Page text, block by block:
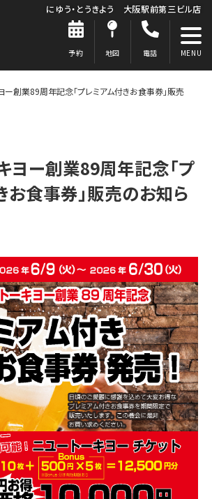
にゆう・とうきよう 大阪駅前第三ビル店
予約 地図 電話
ー創業89周年記念「プレミアム付きお食事券」販売
ヨー創業89周年記念「プ
お食事券」販売のお知ら